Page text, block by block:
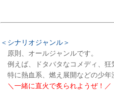
＜シナリオジャンル＞
原則、オールジャンルです。
例えば、ドタバタなコメディ、狂
特に熱血系、燃え展開などの少年
＼一緒に直火で炙られようぜ！／